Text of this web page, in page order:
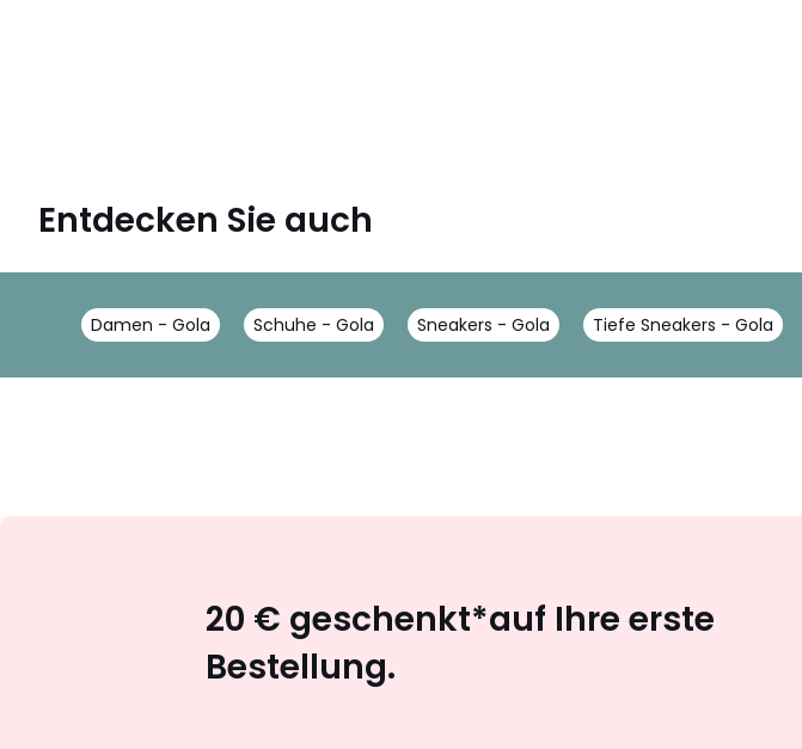
Entdecken Sie auch
Damen - Gola Schuhe - Gola Sneakers - Gola Tiefe Sneakers - Gola
20 € geschenkt*auf Ihre erste
Bestellung.